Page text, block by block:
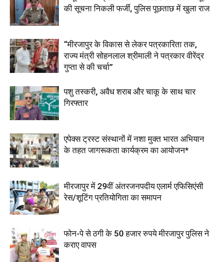
की सूचना निकली फर्जी, पुलिस पूछताछ में खुला राज
“मीरजापुर के विकास से लेकर पत्रकारिता तक,
राज्य मंत्री सोहनलाल श्रीमाली ने पत्रकार वीरेंद्र
गुप्ता से की चर्चा”
पशु तस्करी, अवैध शराब और चाकू के साथ चार
गिरफ्तार
एपेक्स ट्रस्ट संस्थानों में नशा मुक्त भारत अभियान
के तहत जागरूकता कार्यक्रम का आयोजन*
मीरजापुर में 29वीं अंतरजनपदीय एलार्म एफिसिएंसी
रेस/शूटिंग प्रतियोगिता का समापन
फोन-पे से ठगी के 50 हजार रुपये मीरजापुर पुलिस ने
कराए वापस